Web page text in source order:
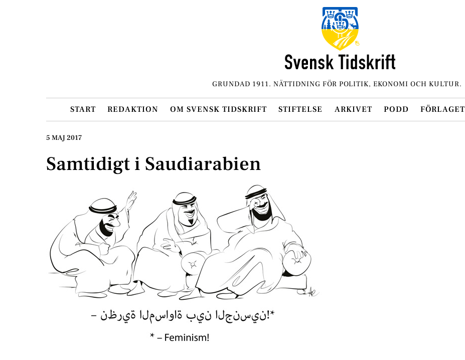
GRUNDAD 1911. NÄTTIDNING FÖR POLITIK, EKONOMI OCH KULTUR.
START REDAKTION OM SVENSK TIDSKRIFT STIFTELSE ARKIVET PODD FÖRLAGET
5 MAJ 2017
Samtidigt i Saudiarabien